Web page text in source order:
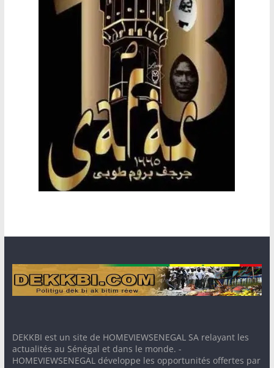
DEKKBI est un site de HOMEVIEWSENEGAL SA relayant les
actualités au Sénégal et dans le monde. -
HOMEVIEWSENEGAL développe les opportunités offertes par